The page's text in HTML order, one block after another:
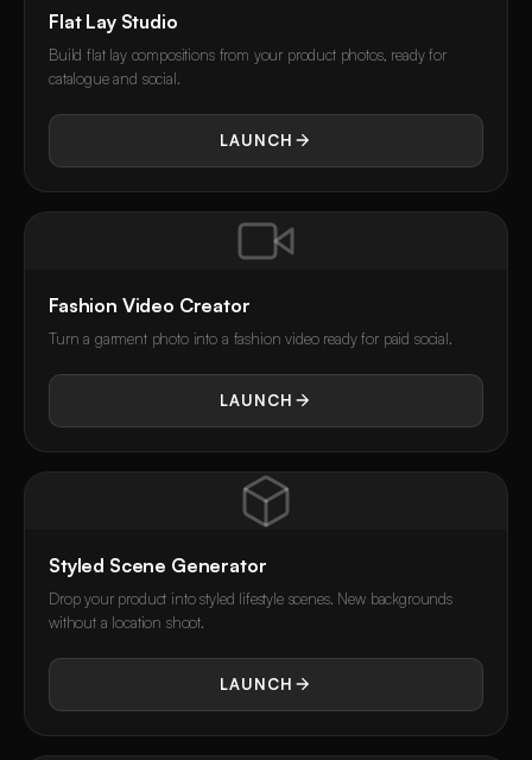
Flat Lay Studio
Build flat lay compositions from your product photos, ready for
catalogue and social.
LAUNCH
Fashion Video Creator
Turn a garment photo into a fashion video ready for paid social.
LAUNCH
Styled Scene Generator
Drop your product into styled lifestyle scenes. New backgrounds
without a location shoot.
LAUNCH